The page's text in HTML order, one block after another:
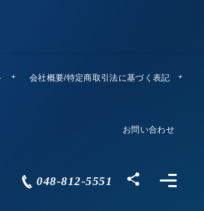
会社概要/特定商取引法に基づく表記
Company Profile
お問い合わせ
Contact
048-812-5551